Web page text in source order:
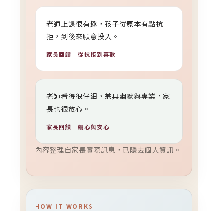
老師上課很有趣，孩子從原本有點抗
拒，到後來願意投入。
家長回饋｜從抗拒到喜歡
老師看得很仔細，兼具幽默與專業，家
長也很放心。
家長回饋｜細心與安心
內容整理自家長實際訊息，已隱去個人資訊。
HOW IT WORKS